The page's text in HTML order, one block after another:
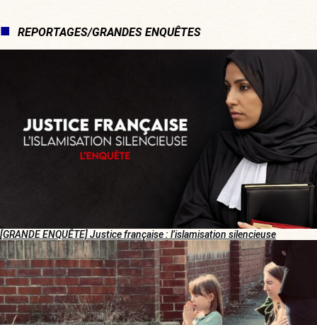
REPORTAGES/GRANDES ENQUÊTES
[GRANDE ENQUÊTE] Justice française : l’islamisation silencieuse